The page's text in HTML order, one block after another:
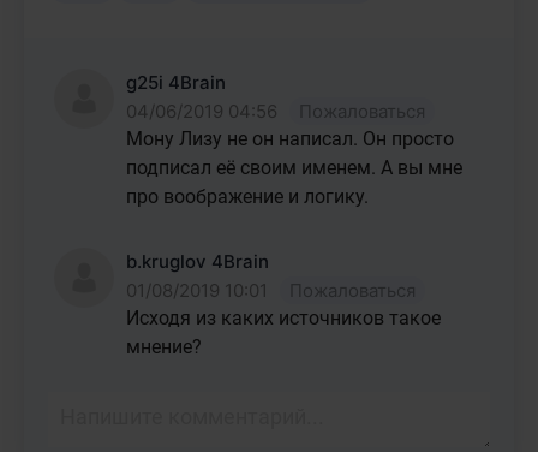
g25i 4Brain
04/06/2019 04:56
Пожаловаться
Мону Лизу не он написал. Он просто
подписал её своим именем. А вы мне
про воображение и логику.
b.kruglov 4Brain
01/08/2019 10:01
Пожаловаться
Исходя из каких источников такое
мнение?